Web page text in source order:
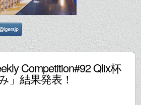
Competition#92 Qlix杯
」結果発表！